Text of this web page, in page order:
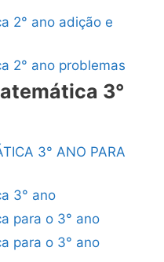
2° ano adição e
2° ano problemas
3°
3° ANO PARA
3° ano
para o 3° ano
para o 3° ano